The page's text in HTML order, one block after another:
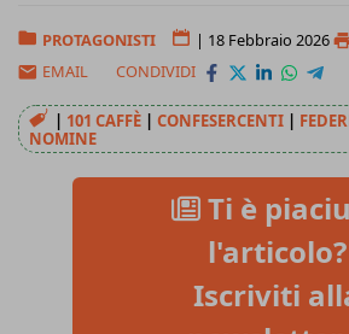
PROTAGONISTI | 18 Febbraio 2026
EMAIL
CONDIVIDI
| 101 CAFFÈ | CONFESERCENTI |
NOMINE
Ti è
l'articolo?
Iscriviti